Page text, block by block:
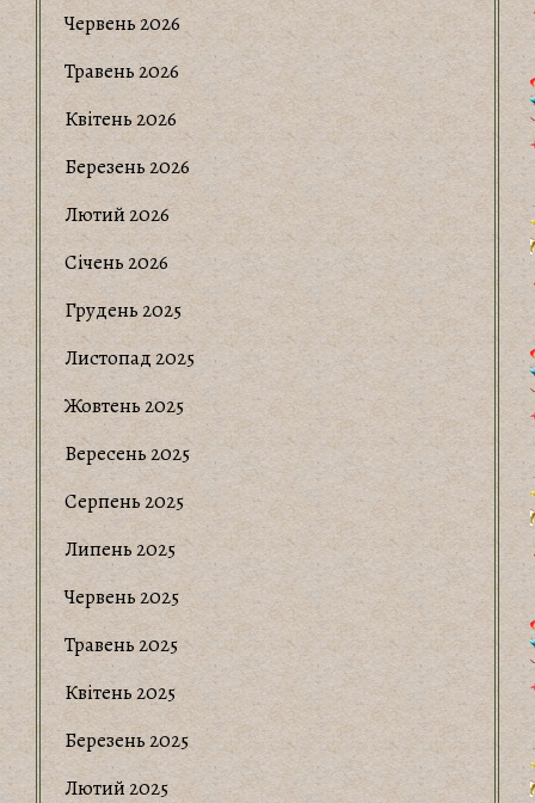
Червень 2026
Травень 2026
Квітень 2026
Березень 2026
Лютий 2026
Січень 2026
Грудень 2025
Листопад 2025
Жовтень 2025
Вересень 2025
Серпень 2025
Липень 2025
Червень 2025
Травень 2025
Квітень 2025
Березень 2025
Лютий 2025